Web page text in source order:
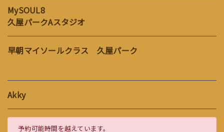
MySOUL8
久屋パークAスタジオ
早朝マイソールクラス 久屋パーク
Akky
予約可能時間を越えています。